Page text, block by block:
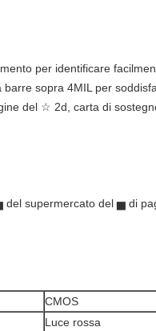
per identificare
sopra 4MIL per
del ☆ 2d, carta di
del supermercato del ▅ di
CMOS
Luce rossa